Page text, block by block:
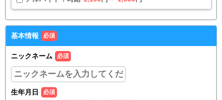
基本情報 必須
ニックネーム 必須
生年月日 必須